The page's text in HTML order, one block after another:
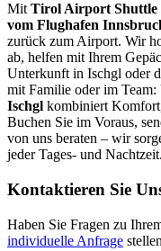
Mit Tirol Airport Shuttle
vom Flughafen
zurück zum Airport. Wir
ab, helfen mit Ihrem
Unterkunft in Ischgl oder
mit Familie oder im Team:
Ischgl kombiniert
Buchen Sie im Voraus,
von uns beraten – wir
jeder Tages- und Nachtzeit.
Kontaktieren Sie
Haben Sie Fragen zu
individuelle Anfrage